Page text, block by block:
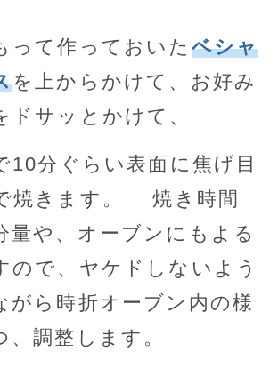
って作っておいた ベシャ
を上からかけて、お好み
ドサッとかけて、
10分ぐらい表面に焦げ目
焼きます。 焼き時間
量や、オーブンにもよる
ので、ヤケドしないよう
がら時折オーブン内の様
、調整します。